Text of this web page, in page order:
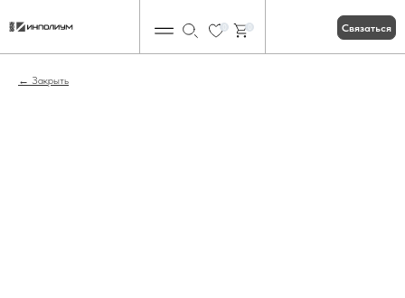
Связаться
Закрыть